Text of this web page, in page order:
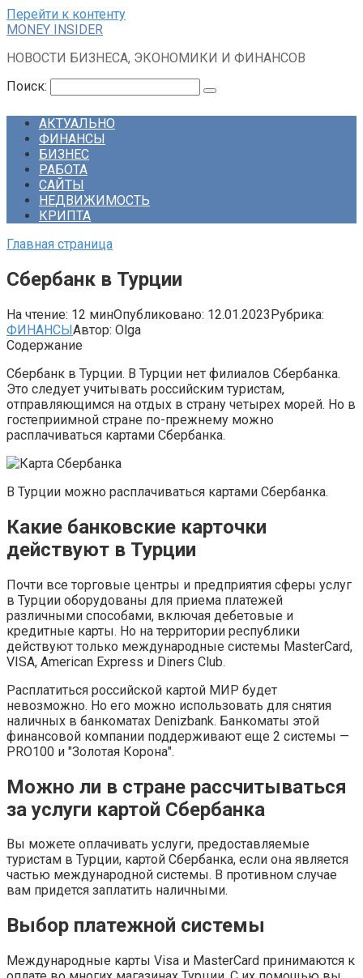
Перейти к контенту
MONEY INSIDER
НОВОСТИ БИЗНЕСА, ЭКОНОМИКИ И ФИНАНСОВ
Поиск:
АКТУАЛЬНО
ФИНАНСЫ
БИЗНЕС
РАБОТА
САЙТЫ
НЕДВИЖИМОСТЬ
КРИПТА
Главная страница
Сбербанк в Турции
На чтение: 12 минОпубликовано: 12.01.2023Рубрика:
ФИНАНСЫАвтор: Olga
Содержание
Сбербанк в Турции. В Турции нет филиалов Сбербанка.
Это следует учитывать российским туристам,
отправляющимся на отдых в страну четырех морей. Но в
гостеприимной стране по-прежнему можно
расплачиваться картами Сбербанка.
В Турции можно расплачиваться картами Сбербанка.
Какие банковские карточки
действуют в Турции
Почти все торговые центры и предприятия сферы услуг
в Турции оборудованы для приема платежей
различными способами, включая дебетовые и
кредитные карты. Но на территории республики
действуют только международные системы MasterCard,
VISA, American Express и Diners Club.
Расплатиться российской картой МИР будет
невозможно. Но его можно использовать для снятия
наличных в банкоматах Denizbank. Банкоматы этой
финансовой компании поддерживают еще 2 системы —
PRO100 и "Золотая Корона".
Можно ли в стране рассчитываться
за услуги картой Сбербанка
Вы можете оплачивать услуги, предоставляемые
туристам в Турции, картой Сбербанка, если она является
частью международной системы. В противном случае
вам придется заплатить наличными.
Выбор платежной системы
Международные карты Visa и MasterCard принимаются к